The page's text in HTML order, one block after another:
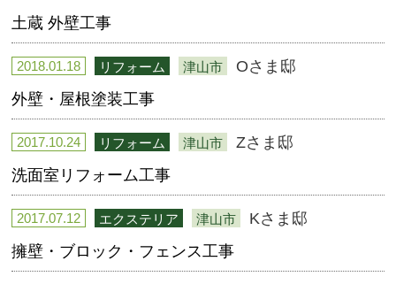
土蔵 外壁工事
2018.01.18 リフォーム 津山市
Oさま邸
外壁・屋根塗装工事
2017.10.24 リフォーム 津山市
Zさま邸
洗面室リフォーム工事
2017.07.12 エクステリア 津山市
Kさま邸
擁壁・ブロック・フェンス工事